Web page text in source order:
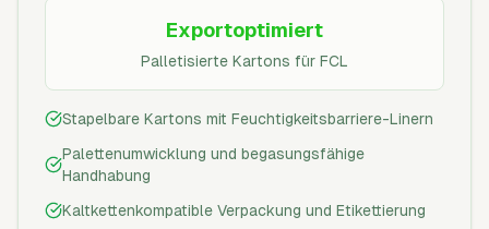
Exportoptimiert
Palletisierte Kartons für FCL
Stapelbare Kartons mit Feuchtigkeitsbarriere-Linern
Palettenumwicklung und begasungsfähige
Handhabung
Kaltkettenkompatible Verpackung und Etikettierung